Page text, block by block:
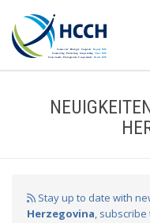
Stay up to date with
Herzegovina, subscribe